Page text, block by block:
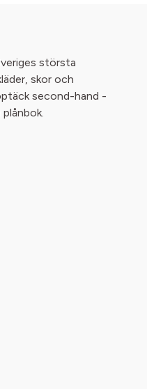
största
skor och
second-hand -